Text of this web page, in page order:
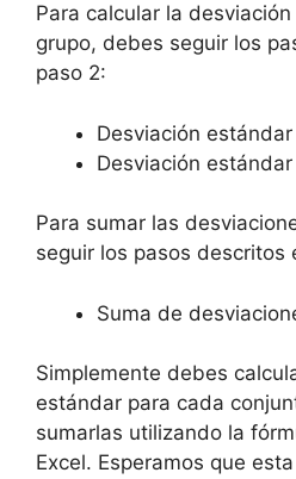
Para calcular la
grupo, debes seguir los
paso 2:
Desviación estándar
Desviación
Para sumar las
seguir los pasos descritos
Suma de
Simplemente debes
estándar para cada
sumarlas utilizando la
Excel. Esperamos que